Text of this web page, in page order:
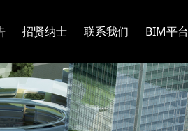
招贤纳士 联系我们 BIM平台